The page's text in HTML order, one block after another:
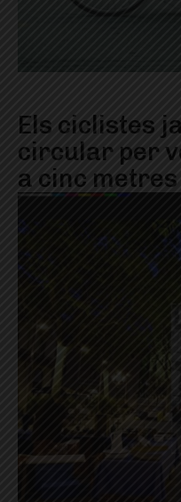
Els ciclistes
circular per
a cinc metres